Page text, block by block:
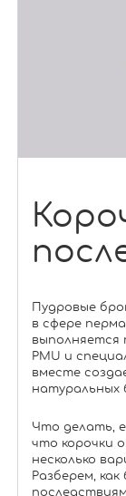
Пудровые
в сфере
PMU и
вместе
натуральных
Что делать,
что корочки
несколько
Разберем,